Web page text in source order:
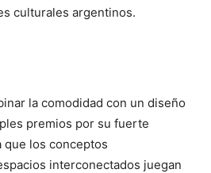
culturales argentinos.
la comodidad con un diseño
premios por su fuerte
que los conceptos
interconectados juegan